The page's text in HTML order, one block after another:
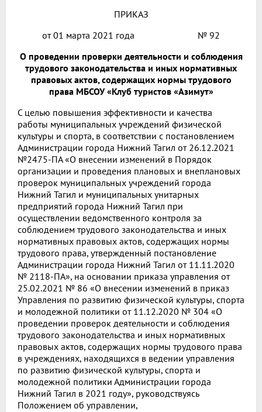
ПРИКАЗ
от 01 марта 2021 года № 92
О проведении проверки деятельности и соблюдения
трудового законодательства и иных нормативных
правовых актов, содержащих нормы трудового
права МБСОУ «Клуб туристов «Азимут»
С целью повышения эффективности и качества
работы муниципальных учреждений физической
культуры и спорта, в соответствии с постановлением
Администрации города Нижний Тагил от 26.12.2021
№2475-ПА «О внесении изменений в Порядок
организации и проведения плановых и внеплановых
проверок муниципальных учреждений города
Нижний Тагил и муниципальных унитарных
предприятий города Нижний Тагил при
осуществлении ведомственного контроля за
соблюдением трудового законодательства и иных
нормативных правовых актов, содержащих нормы
трудового права, утвержденный постановление
Администрации города Нижний Тагил от 11.11.2020
№ 2118-ПА», на основании приказа управления от
25.02.2021 № 86 «О внесении изменений в приказ
Управления по развитию физической культуры, спорта
и молодежной политики от 11.12.2020 № 304 «О
проведении проверок деятельности и соблюдения
трудового законодательства и иных нормативных
правовых актов, содержащих нормы трудового права
в учреждениях, находящихся в ведении управления
по развитию физической культуры, спорта и
молодежной политики Администрации города
Нижний Тагил в 2021 году», руководствуясь
Положением об управлении,